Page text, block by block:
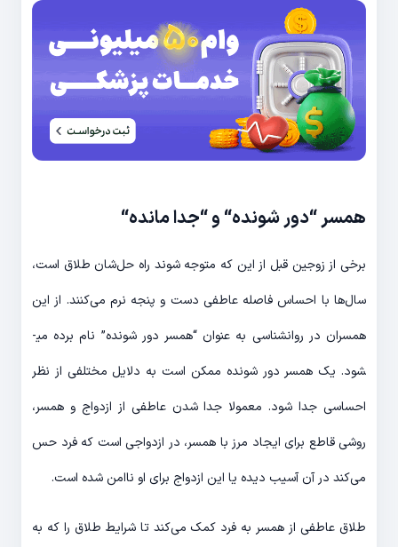
همسر“دور شونده“ و“جدا مانده“
برخی از زوجین قبل از این که متوجه شوند راه حل‌شان طلاق است،
سال­‌ها با احساس فاصله عاطفی دست و پنجه نرم می‌­کنند. از این
همسران در روانشناسی به عنوان “همسر دور شونده” نام برده می‎­
شود. یک همسر دور شونده ممکن است به دلایل مختلفی از نظر
احساسی جدا شود. معمولا جدا شدن عاطفی از ازدواج و همسر،
روشی قاطع برای ایجاد مرز با همسر، در ازدواجی است که فرد حس
می‌­کند در آن آسیب دیده یا این ازدواج برای او ناامن شده است.
طلاق عاطفی از همسر به فرد کمک می‌­کند تا شرایط طلاق را که به